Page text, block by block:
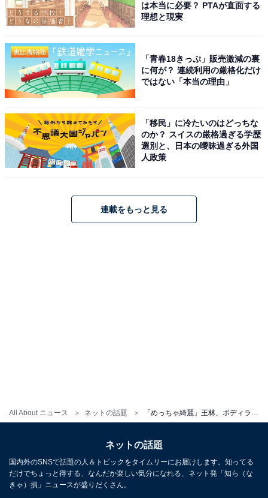
All About ニュース ネットの話題
は本当に必要？ PTAが直面する
理想と現実
「青春18きっぷ」販売激減の裏
に何が？ 連続利用の厳格化だけ
ではない「本当の理由」
「移民」に冷たいのはどっちな
のか？ スイスの厳格過ぎる学歴
選別と、日本の曖昧過ぎる外国
人政策
連載をもっと見る
ネットの話題
国内外のSNSで話題の人＆トピックをタイムリーにお届けします。知ってる
だけでちょっと得する、なんだか楽しい気分になれる、ネット発「知ら（な
きゃ）損」ニュースが盛りだくさん。